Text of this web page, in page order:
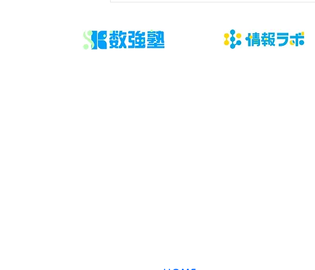
共有する」です。結論から言え